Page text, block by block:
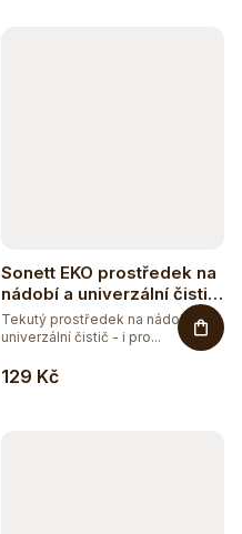
Sonett EKO prostředek na
nádobí a univerzální čistič
SENSITIVE 500 ml
129 Kč
Tekutý prostředek na nádobí a
univerzální čistič - i pro...